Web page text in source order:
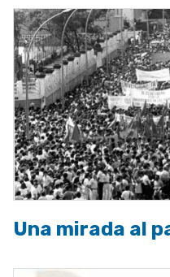
Una mirada al